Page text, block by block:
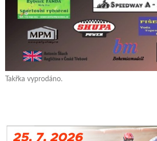
Takřka vyprodáno.